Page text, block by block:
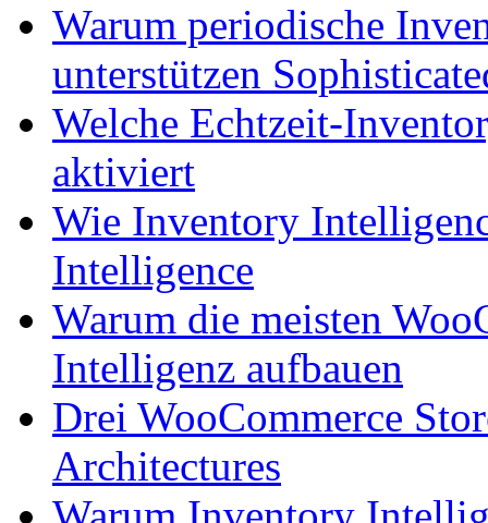
Warum periodische
unterstützen
Welche Echtzeit-
aktiviert
Wie Inventory
Intelligence
Warum die meisten
Intelligenz aufbauen
Drei WooCommerce
Architectures